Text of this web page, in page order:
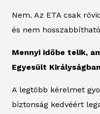
Nem. Az ETA csak
és nem
Mennyi időbe telik,
Egyesült
A legtöbb kérelmet
biztonság kedvéért